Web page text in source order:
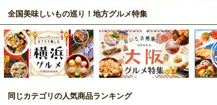
全国美味しいもの巡り！地方グルメ特集
同じカテゴリの人気商品ランキング